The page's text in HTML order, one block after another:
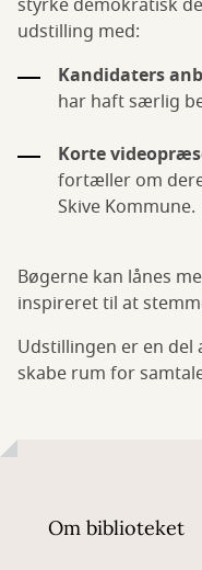
styrke demokratisk
udstilling med:
Kandidaters
har haft særlig
Korte
fortæller om
Skive Kommune.
Bøgerne kan lånes
inspireret til at
Udstillingen er en
skabe rum for
Om biblioteket